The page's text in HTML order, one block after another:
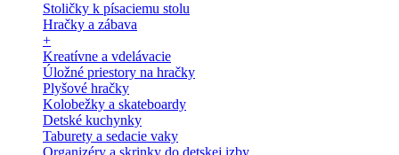
Stoličky k písaciemu stolu
Hračky a zábava
+
Kreatívne a vdelávacie
Úložné priestory na hračky
Plyšové hračky
Kolobežky a skateboardy
Detské kuchynky
Taburety a sedacie vaky
Organizéry a skrinky do detskej izby